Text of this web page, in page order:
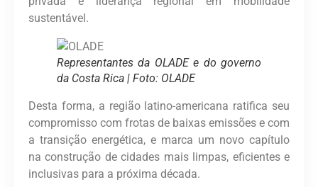
sustentável.
Representantes da OLADE e do governo
da Costa Rica | Foto: OLADE
Desta forma, a região latino-americana ratifica seu
compromisso com frotas de baixas emissões e com
a transição energética, e marca um novo capítulo
na construção de cidades mais limpas, eficientes e
inclusivas para a próxima década.